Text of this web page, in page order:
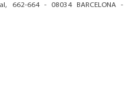
662-664 - 08034 BARCELONA -